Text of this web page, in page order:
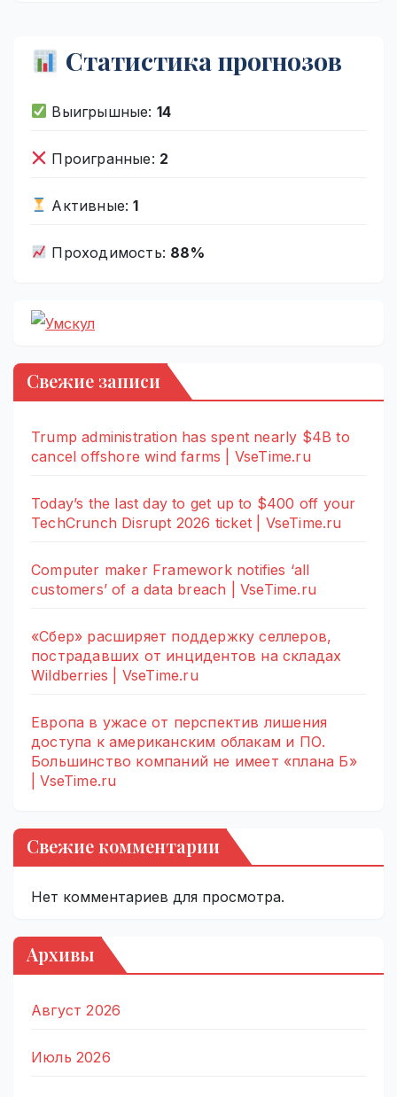
Статистика прогнозов
Выигрышные: 14
Проигранные: 2
Активные:1
Проходимость: 88%
Свежие записи
Trump administration has spent nearly $4B to
cancel offshore wind farms | VseTime.ru
Today’s the last day to get up to $400 off your
TechCrunch Disrupt 2026 ticket | VseTime.ru
Computer maker Framework notifies ‘all
customers’ of a data breach | VseTime.ru
«Сбер» расширяет поддержку селлеров,
пострадавших от инцидентов на складах
Wildberries | VseTime.ru
Европа в ужасе от перспектив лишения
доступа к американским облакам и ПО.
Большинство компаний не имеет «плана Б»
| VseTime.ru
Свежие комментарии
Нет комментариев для просмотра.
Архивы
Август 2026
Июль 2026